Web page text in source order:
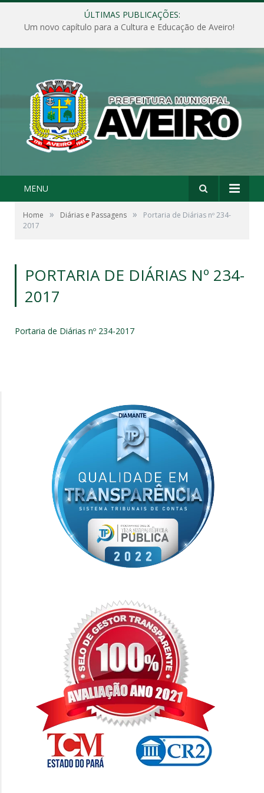
ÚLTIMAS PUBLICAÇÕES:
Um novo capítulo para a Cultura e Educação de Aveiro!
MENU
Home » Diárias e Passagens »
Portaria de Diárias nº 234-
2017
PORTARIA DE DIÁRIAS Nº 234-
2017
Portaria de Diárias nº 234-2017